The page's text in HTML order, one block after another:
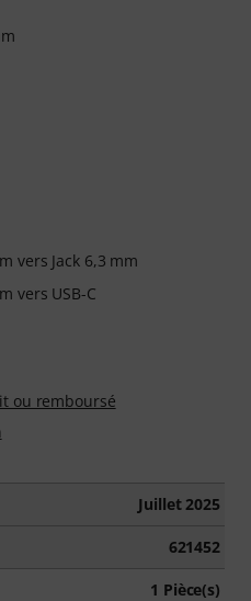
vers Jack 6,3 mm
vers USB-C
ou remboursé
Juillet 2025
621452
1 Pièce(s)